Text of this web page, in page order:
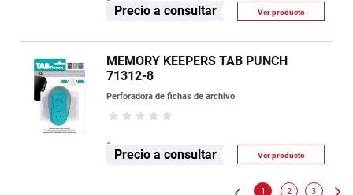
Precio a consultar Ver producto
MEMORY KEEPERS TAB PUNCH
71312-8
Perforadora de fichas de archivo
Precio a consultar Ver producto
1 2 3